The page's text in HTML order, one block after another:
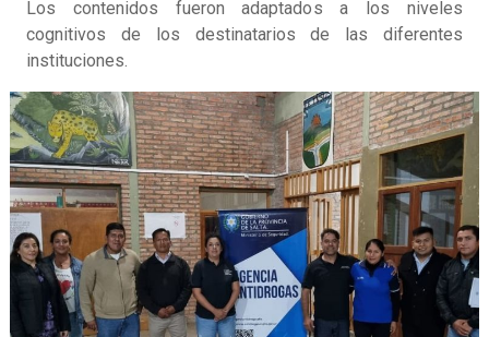
Los contenidos fueron adaptados a los niveles
cognitivos de los destinatarios de las diferentes
instituciones.